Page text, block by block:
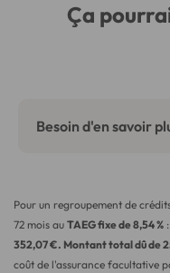
Ça
Besoin d'en savoir
Pour un regroupement de
72 mois au TAEG fixe de8,54% :
352,07€. Montant total dû de
coût de l'assurance facultative